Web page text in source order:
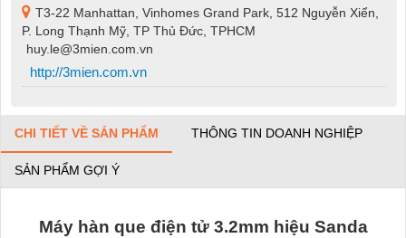
T3-22 Manhattan, Vinhomes Grand Park, 512 Nguyễn Xiển,
P. Long Thạnh Mỹ, TP Thủ Đức, TPHCM
huy.le@3mien.com.vn
http://3mien.com.vn
CHI TIẾT VỀ SẢN PHẨM THÔNG TIN DOANH NGHIỆP
SẢN PHẨM GỢI Ý
Máy hàn que điện tử 3.2mm hiệu Sanda